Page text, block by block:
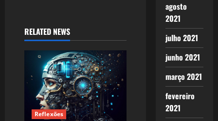
RELATED NEWS
Reflexões
agosto
2021
julho 2021
junho 2021
março 2021
fevereiro
2021